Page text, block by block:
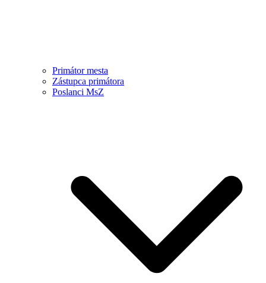
Primátor mesta
Zástupca primátora
Poslanci MsZ